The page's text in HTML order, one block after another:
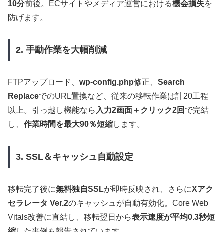
10分前後。ECサイトやメディア運営における機会損失を
防げます。
2. 手動作業を大幅削減
FTPアップロード、 wp-config.php修正、 Search
ReplaceでのURL置換など、従来の移転作業は計20工程
以上。引っ越し機能なら 入力2画面＋クリック2回 で完結
し、 作業時間を最大90％短縮します。
3. SSL＆キャッシュ自動設定
移転完了後に無料独自SSLが即時反映され、さらにXアク
セラレータ Ver.2のキャッシュが自動有効化。Core Web
Vitals改善に直結し、移転翌日から表示速度が平均0.3秒短